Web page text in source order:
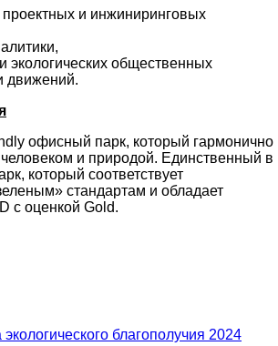
проектных и инжиниринговых
экологических общественных
движений.
офисный парк, который гармонично
человеком и природой. Единственный в
который соответствует
стандартам и обладает
с оценкой Gold.
благополучия 2024